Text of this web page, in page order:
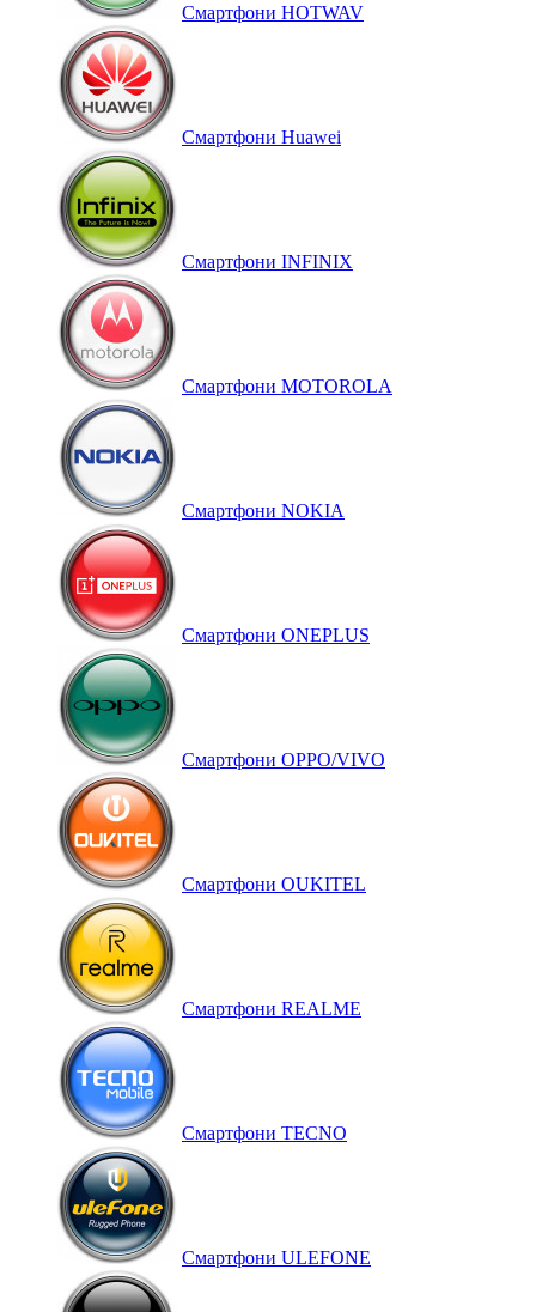
Смартфони HOTWAV
Смартфони Huawei
Смартфони INFINIX
Смартфони MOTOROLA
Смартфони NOKIA
Смартфони ONEPLUS
Смартфони OPPO/VIVO
Смартфони OUKITEL
Смартфони REALME
Смартфони TECNO
Смартфони ULEFONE